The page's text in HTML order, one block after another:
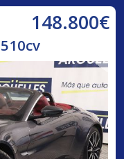
148.800€